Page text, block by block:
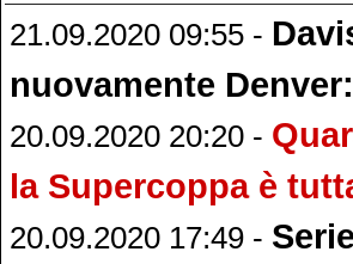
21.09.2020 09:55 -
nuovamente
20.09.2020 20:20 -
la Supercoppa è
20.09.2020 17:49 -